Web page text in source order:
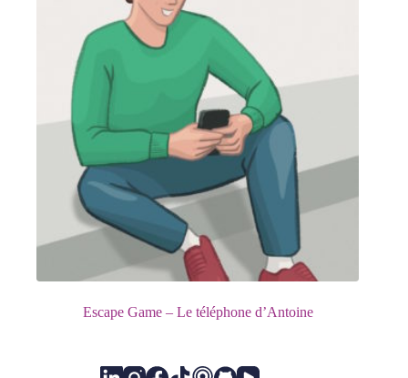
Escape Game – Le téléphone d’Antoine